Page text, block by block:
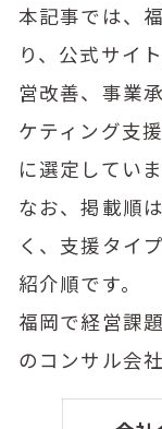
本記事では、
り、公式サイ
営改善、事業
ケティング支
に選定していま
なお、掲載順
く、支援タイ
紹介順です。
福岡で経営課
のコンサル会